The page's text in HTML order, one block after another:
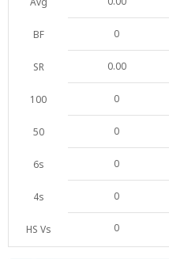
BF
SR
100
50
6s
4s
HS Vs
0
0.00
0
0
0
0
0